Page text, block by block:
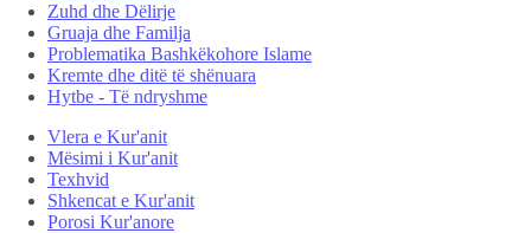
Zuhd dhe Dëlirje
Gruaja dhe Familja
Problematika Bashkëkohore Islame
Kremte dhe ditë të shënuara
Hytbe - Të ndryshme
Vlera e Kur'anit
Mësimi i Kur'anit
Texhvid
Shkencat e Kur'anit
Porosi Kur'anore